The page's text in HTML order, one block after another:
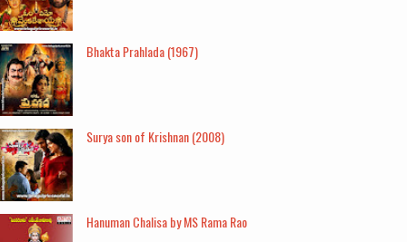
Bhakta Prahlada (1967)
Surya son of Krishnan (2008)
Hanuman Chalisa by MS Rama Rao